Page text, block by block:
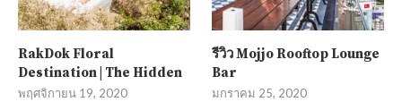
RakDok Floral
Destination | The Hidden
พฤศจิกายน 19, 2020
รีวิว Mojjo Rooftop Lounge
Bar
มกราคม 25, 2020